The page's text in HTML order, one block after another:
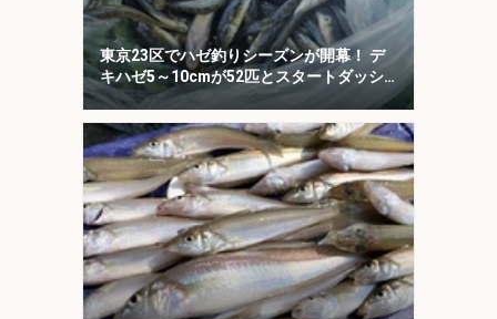
東京23区でハゼ釣りシーズンが開幕！ デ
キハゼ5～10cmが52匹とスタートダッシ
ュに成功